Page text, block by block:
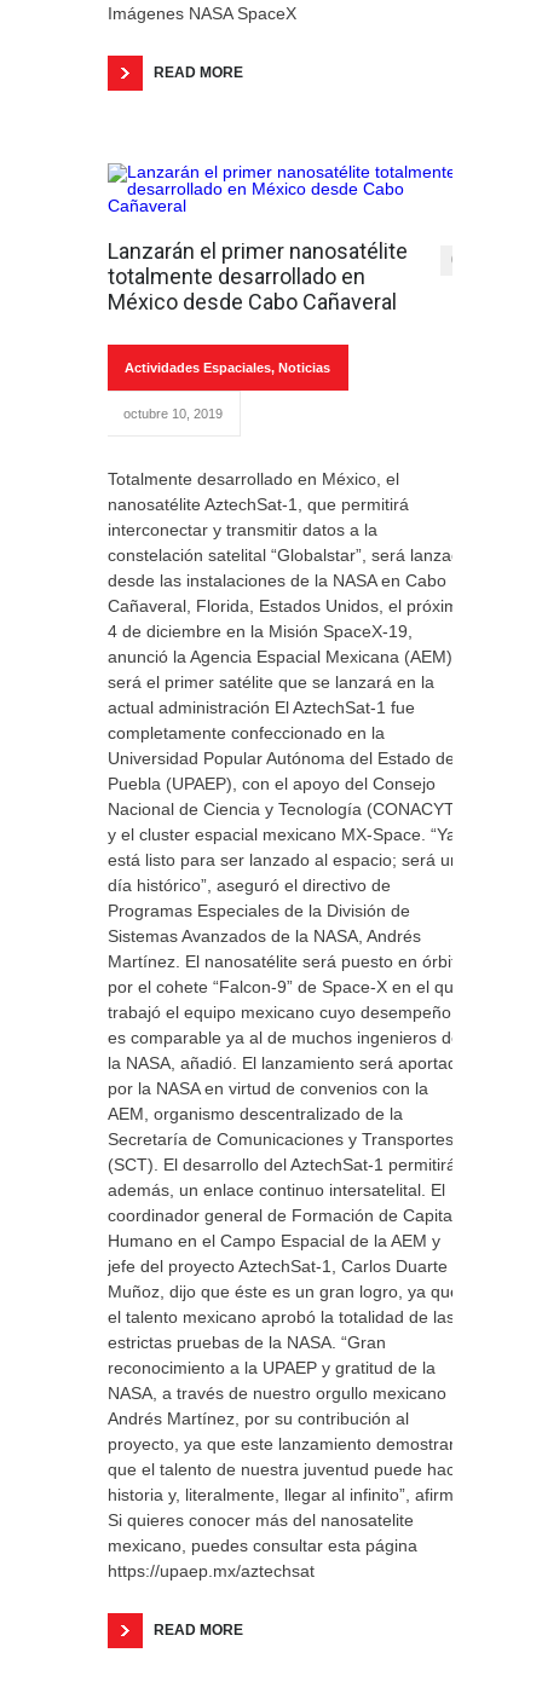
Imágenes NASA SpaceX
READ MORE
Lanzarán el primer nanosatélite
totalmente desarrollado en
México desde Cabo Cañaveral
0
Actividades Espaciales, Noticias
octubre 10, 2019
Totalmente desarrollado en México, el
nanosatélite AztechSat-1, que permitirá
interconectar y transmitir datos a la
constelación satelital “Globalstar”, será lanzado
desde las instalaciones de la NASA en Cabo
Cañaveral, Florida, Estados Unidos, el próximo
4 de diciembre en la Misión SpaceX-19,
anunció la Agencia Espacial Mexicana (AEM),
será el primer satélite que se lanzará en la
actual administración El AztechSat-1 fue
completamente confeccionado en la
Universidad Popular Autónoma del Estado de
Puebla (UPAEP), con el apoyo del Consejo
Nacional de Ciencia y Tecnología (CONACYT)
y el cluster espacial mexicano MX-Space. “Ya
está listo para ser lanzado al espacio; será un
día histórico”, aseguró el directivo de
Programas Especiales de la División de
Sistemas Avanzados de la NASA, Andrés
Martínez. El nanosatélite será puesto en órbita
por el cohete “Falcon-9” de Space-X en el que
trabajó el equipo mexicano cuyo desempeño
es comparable ya al de muchos ingenieros de
la NASA, añadió. El lanzamiento será aportado
por la NASA en virtud de convenios con la
AEM, organismo descentralizado de la
Secretaría de Comunicaciones y Transportes
(SCT). El desarrollo del AztechSat-1 permitirá,
además, un enlace continuo intersatelital. El
coordinador general de Formación de Capital
Humano en el Campo Espacial de la AEM y
jefe del proyecto AztechSat-1, Carlos Duarte
Muñoz, dijo que éste es un gran logro, ya que
el talento mexicano aprobó la totalidad de las
estrictas pruebas de la NASA. “Gran
reconocimiento a la UPAEP y gratitud de la
NASA, a través de nuestro orgullo mexicano
Andrés Martínez, por su contribución al
proyecto, ya que este lanzamiento demostrará
que el talento de nuestra juventud puede hacer
historia y, literalmente, llegar al infinito”, afirmó.
Si quieres conocer más del nanosatelite
mexicano, puedes consultar esta página
https://upaep.mx/aztechsat
READ MORE